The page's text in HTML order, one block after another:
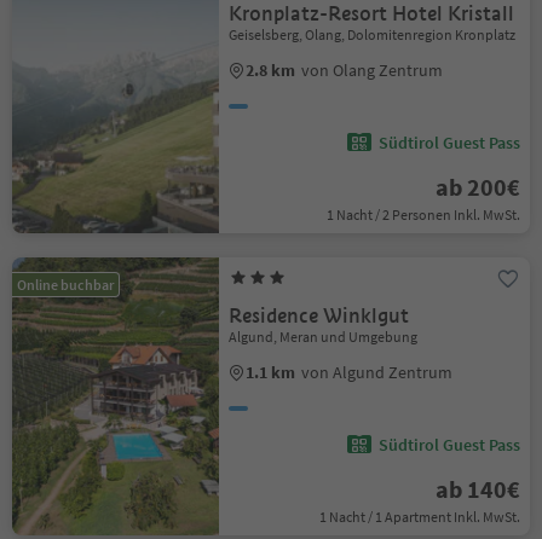
Kronplatz-Resort Hotel Kristall
Geiselsberg, Olang, Dolomitenregion Kronplatz
2.8 km von Olang Zentrum
Südtirol Guest Pass
ab 200€
1 Nacht / 2 Personen Inkl. MwSt.
Online buchbar
Residence Winklgut
Algund, Meran und Umgebung
1.1 km von Algund Zentrum
Südtirol Guest Pass
ab 140€
1 Nacht / 1 Apartment Inkl. MwSt.